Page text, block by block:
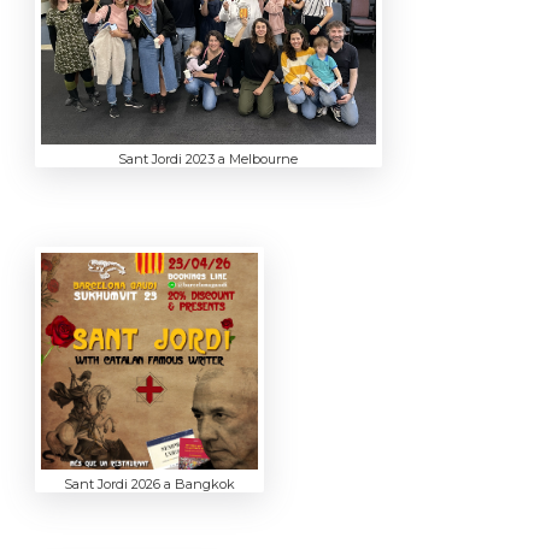
Sant Jordi 2023 a Melbourne
Sant Jordi 2026 a Bangkok